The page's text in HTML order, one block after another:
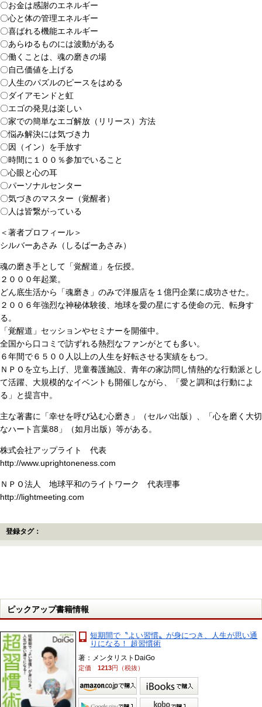
〇お金は感謝のエネルギー
〇心と体の管理エネルギー
〇喜ばれる機能エネルギー
〇あらゆるものには波動がある
〇働くことは、魂の磨きの場
〇自己価値を上げる
〇人生のパズルのピースをはめる
〇ダイアモンドと虹
〇エゴの発見は楽しい
〇家での簡単なエゴ解放（リリース）方法
〇悩み解決には気づき力
〇因（イン）を手放す
〇時間に１００％参加でいること
〇心眼と心の耳
〇パーソナルセンター
〇気づきのマスター（覚醒者）
〇人は皆繋がっている
＜著者プロフィール＞
シルバーあさみ（しるばーあさみ）
魂の磨き手として「覚醒道」を伝授。
２０００年起業。
どん底生活から「魂磨き」のみで洋服店を１億円企業に成功させた。
２００６年強烈な神秘体験後、地球を愛の星にする使命の元、転身す
る。
「覚醒道」セッションやセミナーを開催中。
全国から口コミで訪ずれる熱烈なファンがとても多い。
６年間で６５００人以上の人生を好転させる実績をもつ。
ＮＰＯを立ち上げ、児童養護施設、青年の家訪問し情熱的な行動派とし
て活躍、大規模的なイベントも開催しながら、「愛と調和は行動によ
る」と提言中。
主な著書に「幸せを呼び込む心磨き」（セルバ出版）、「心を磨く大切
なハート言葉88」（如月出版）等がある。
株式会社アップライト 代表
http://www.uprightoneness.com
ＮＰＯ法人 地球平和のライトワーク 代表理事
http://lightmeeting.com
登録タグ：
ピックアップ書籍情報
短期間で〝よい習慣〟が身につき、人生が思い通
りになる！ 超習慣術
著：メンタリストDaiGo
定価1213円（税抜）